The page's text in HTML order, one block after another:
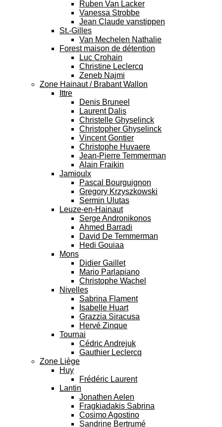
Ruben Van Lacker
Vanessa Strobbe
Jean Claude vanstippen
St.-Gilles
Van Mechelen Nathalie
Forest maison de détention
Luc Crohain
Christine Leclercq
Zeneb Najmi
Zone Hainaut / Brabant Wallon
Ittre
Denis Bruneel
Laurent Dalis
Christelle Ghyselinck
Christopher Ghyselinck
Vincent Gontier
Christophe Huvaere
Jean-Pierre Temmerman
Alain Fraikin
Jamioulx
Pascal Bourguignon
Gregory Krzyszkowski
Sermin Ulutas
Leuze-en-Hainaut
Serge Andronikonos
Ahmed Barradi
David De Temmerman
Hedi Gouiaa
Mons
Didier Gaillet
Mario Parlapiano
Christophe Wachel
Nivelles
Sabrina Flament
Isabelle Huart
Grazzia Siracusa
Hervé Zinque
Tournai
Cédric Andrejuk
Gauthier Leclercq
Zone Liège
Huy
Frédéric Laurent
Lantin
Jonathen Aelen
Fragkiadakis Sabrina
Cosimo Agostino
Sandrine Bertrumé